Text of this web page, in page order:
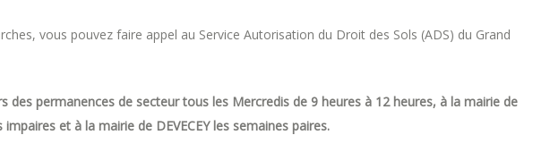
vous pouvez faire appel au Service Autorisation du Droit des Sols (ADS) du Grand
des permanences de secteur tous les Mercredis de 9 heures à 12 heures, à la mairie de
impaires et à la mairie de DEVECEY les semaines paires.